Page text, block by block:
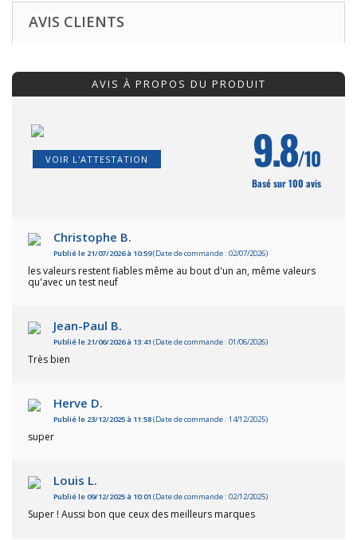
AVIS CLIENTS
AVIS À PROPOS DU PRODUIT
VOIR L'ATTESTATION 9.8/10
Basé sur 100 avis
Christophe B.
Publié le 21/07/2026 à 10:59(Date de commande : 02/07/2026)
les valeurs restent fiables même au bout d'un an, même valeurs
qu'avec un test neuf
Jean-Paul B.
Publié le 21/06/2026 à 13:41 (Date de commande : 01/06/2026)
Très bien
Herve D.
Publié le 23/12/2025 à 11:58(Date de commande : 14/12/2025)
super
Louis L.
Publié le 09/12/2025 à 10:01 (Date de commande : 02/12/2025)
Super ! Aussi bon que ceux des meilleurs marques